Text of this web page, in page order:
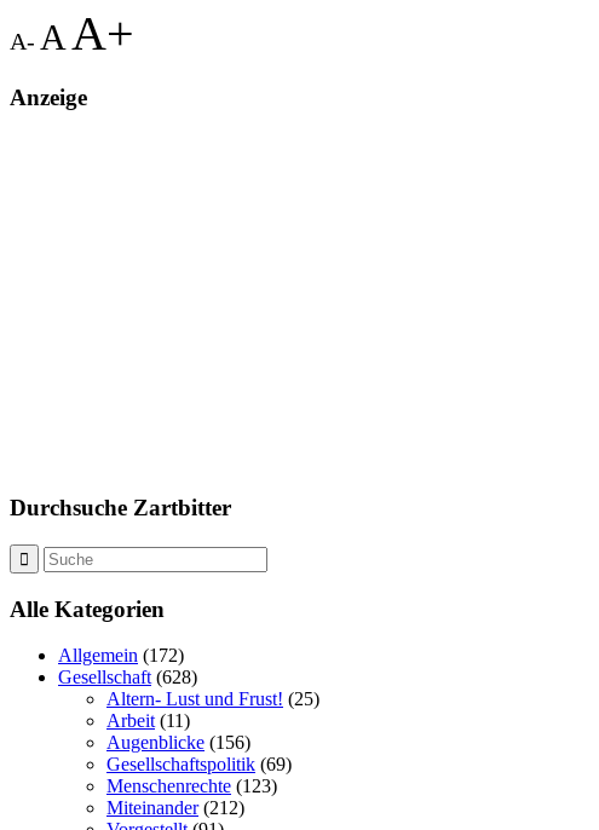
A- A A+
Anzeige
Durchsuche Zartbitter
Alle Kategorien
Allgemein (172)
Gesellschaft (628)
Altern- Lust und Frust! (25)
Arbeit (11)
Augenblicke (156)
Gesellschaftspolitik (69)
Menschenrechte (123)
Miteinander(212)